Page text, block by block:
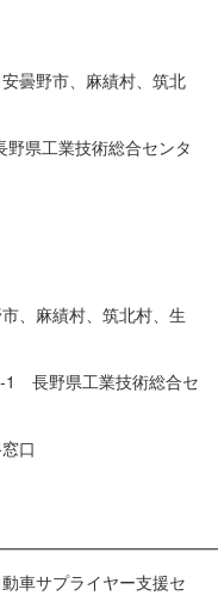
曇野市、麻績村、筑北
工業技術総合センタ
、麻績村、筑北村、生
長野県工業技術総合セ
口
車サプライヤー支援セ